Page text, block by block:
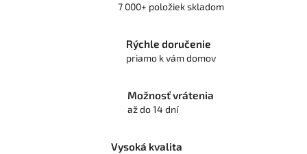
7 000+ položiek skladom
Rýchle doručenie
priamo k vám domov
Možnosť vrátenia
až do 14 dní
Vysoká kvalita